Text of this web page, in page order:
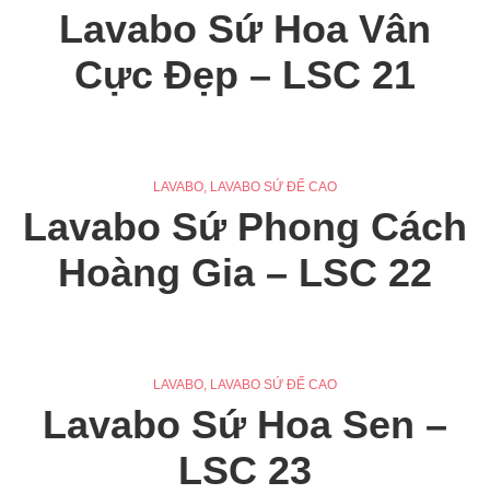
Lavabo Sứ Hoa Vân
Cực Đẹp – LSC 21
LAVABO LAVABO SỨ ĐẾ CAO
Lavabo Sứ Phong Cách
Hoàng Gia – LSC 22
LAVABO LAVABO SỨ ĐẾ CAO
Lavabo Sứ Hoa Sen –
LSC 23